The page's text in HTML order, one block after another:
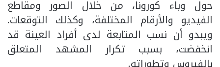
حول وباء كورونا، من خلال الصور ومقاطع
الفيديو والأرقام المختلفة، وكذلك التوقعات.
ويبدو أن نسب المتابعة لدى أفراد العينة قد
انخفضت، بسبب تكرار المشهد المتعلق